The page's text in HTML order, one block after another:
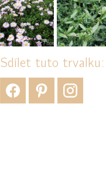
Sdílet tuto trvalku: